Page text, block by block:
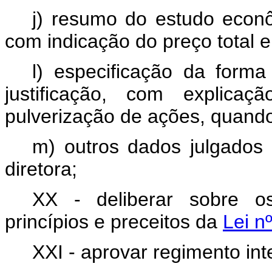
j) resumo do estudo
com indicação do preço total
l) especificação da
justificação, com
pulverização de ações,
m) outros dados
diretora;
XX - deliberar sobre
princípios e preceitos da Lei
XXI - aprovar regimento